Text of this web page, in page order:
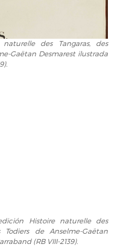
des Tangaras, des
Gaëtan Desmarest ilustrada
Histoire naturelle des
de Anselme-Gaëtan
(RB VIII-2139).